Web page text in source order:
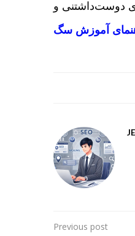
دوست‌داشتنی و
آموزش سگ
Previous post